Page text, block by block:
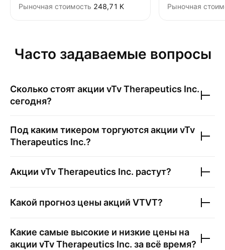
Рыночная стоимость ‪248,71 K‬
Рыночная
Часто задаваемые вопросы
Сколько стоят акции vTv Therapeutics Inc.
сегодня?
Под каким тикером торгуются акции vTv
Therapeutics Inc.?
Акции vTv Therapeutics Inc. растут?
Какой прогноз цены акций VTVT?
Какие самые высокие и низкие цены на
акции vTv Therapeutics Inc. за всё время?